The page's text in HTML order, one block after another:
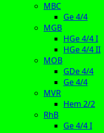
MBC
Ge 4/4
MGB
HGe 4/4 I
HGe 4/4 II
MOB
GDe 4/4
Ge 4/4
MVR
Hem 2/2
RhB
Ge 4/4 I